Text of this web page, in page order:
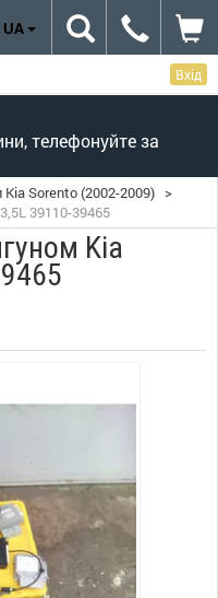
Вхід
телефонуйте за
UA
Sorento (2002-2009) >
39110-39465
Kia